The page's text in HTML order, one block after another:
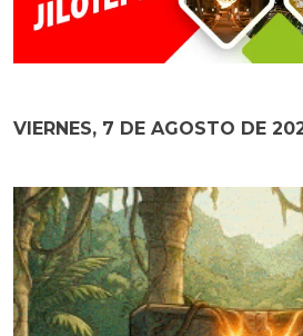
VIERNES, 7 DE AGOSTO DE